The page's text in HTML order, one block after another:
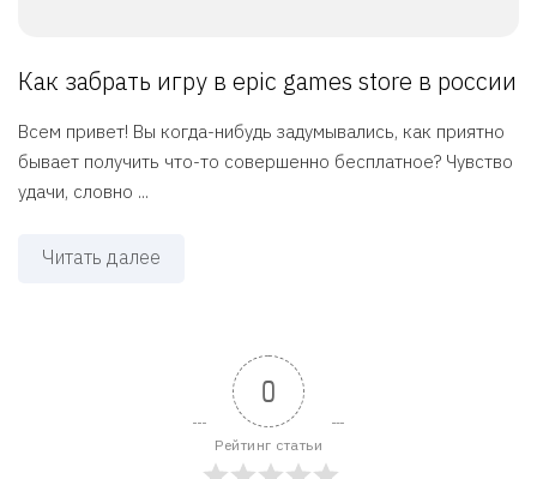
Как забрать игру в epic games store в россии
Всем привет! Вы когда-нибудь задумывались, как приятно
бывает получить что-то совершенно бесплатное? Чувство
удачи, словно ...
Читать далее
0
Рейтинг статьи